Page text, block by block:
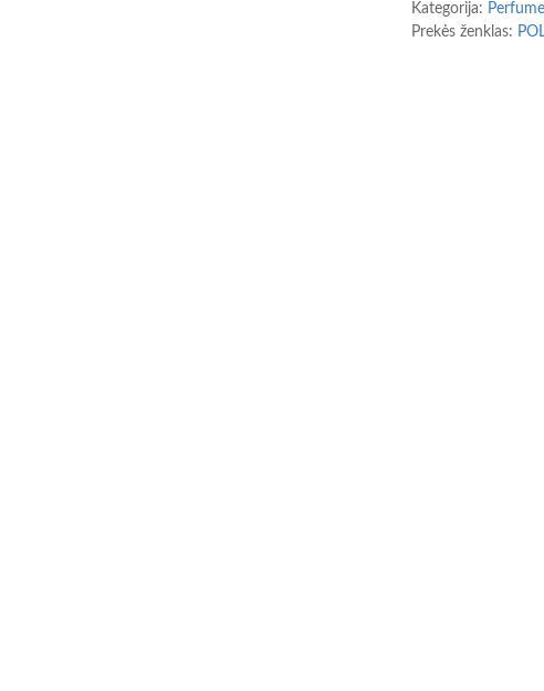
Kategorija:
Prekės ženklas: